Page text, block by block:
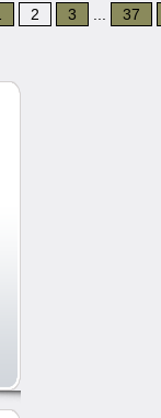
2 3 37